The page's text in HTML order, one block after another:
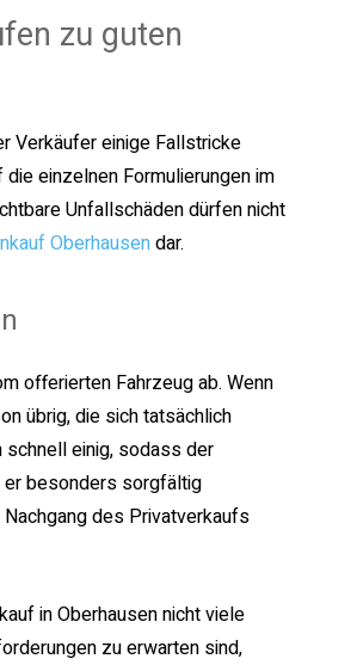
zu guten
Verkäufer einige Fallstricke
einzelnen Formulierungen im
Unfallschäden dürfen nicht
Oberhausendar.
offerierten Fahrzeug ab. Wenn
übrig, die sich tatsächlich
schnell einig, sodass der
er besonders sorgfältig
des Privatverkaufs
in Oberhausen nicht viele
zu erwarten sind,